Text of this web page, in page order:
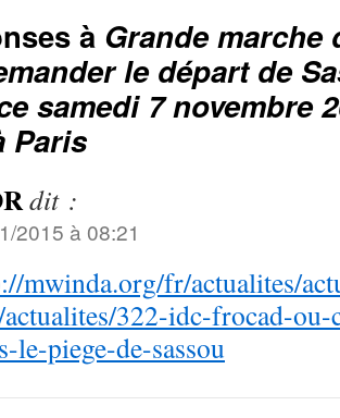
à Grande marche
le départ de
samedi 7 novembre
Paris
dit :
2015 à 08:21
mwinda.org/fr/actualites/
322-idc-frocad-
le-piege-de-sassou